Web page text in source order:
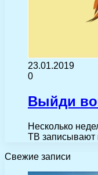
23.01.2019
0
Выйди
Несколько
ТВ записывают
Свежие записи